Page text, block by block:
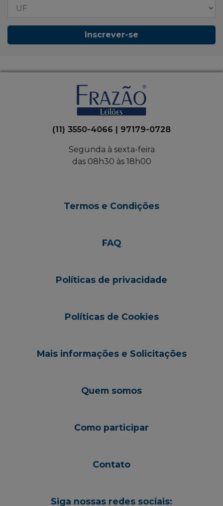
Inscrever-se
(11) 3550-4066 | 97179-0728
Segunda à sexta-feira
das 08h30 às 18h00
Termos e Condições
FAQ
Políticas de privacidade
Políticas de Cookies
Mais informações e Solicitações
Quem somos
Como participar
Contato
Siga nossas redes sociais: